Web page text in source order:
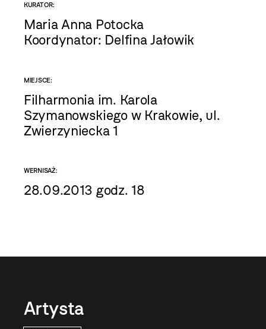
KURATOR:
Maria Anna Potocka
Koordynator: Delfina Jałowik
MIEJSCE:
Filharmonia im. Karola
Szymanowskiego w Krakowie, ul.
Zwierzyniecka 1
WERNISAŻ:
28.09.2013 godz. 18
Artysta